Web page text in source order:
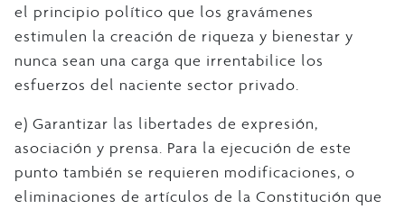
el principio político que los gravámenes
estimulen la creación de riqueza y bienestar y
nunca sean una carga que irrentabilice los
esfuerzos del naciente sector privado.
e) Garantizar las libertades de expresión,
asociación y prensa. Para la ejecución de este
punto también se requieren modificaciones, o
eliminaciones de artículos de la Constitución que